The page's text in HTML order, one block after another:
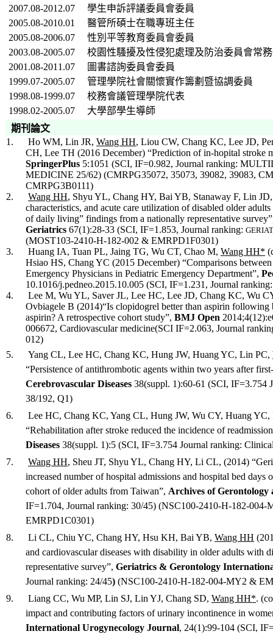
2007.08-2012.07 學生申訴評議委員會委員
2005.08-2010.01
醫管所碩士在職專班主任
2005.08-2006.07 性別平等教育委員會委員
2003.08-2005.07 校園性騷擾及性侵犯處理及防治委員會常
2001.08-2011.07
圖書諮詢委員會委員
1999.07-2005.07 管理學院社會關懷實作籌劃暨協調委員
1998.08-1999.07 校務會議管理學院代表
1998.02-2005.07 大學部學生導師
期刊論文
1. Ho WM, Lin JR, Wang HH, Liou CW, Chang KC, Lee JD,
CH, Lee TH (2016 December) “Prediction of in-hopital stroke
SpringerPlus 5:1051 (SCI, IF=0.982, Journal ranking:
MEDICINE 25/62) (CMRPG35072, 35073, 39082, 39083,
CMRPG3B0111)
2. Wang HH, Shyu YL, Chang HY, Bai YB, Stanaway F, Lin
characteristics, and acute care utilization of disabled older
of daily living” findings from a nationally representative
Geriatrics 67(1):28-33 (SCI, IF=1.853, Journal ranking:
(MOST103-2410-H-182-002 & EMRPD1F0301)
3. Huang IA, Tuan PL, Jaing TG, Wu CT, Chao M, Wang HH*
Hsiao HS, Chang YC (2015 December) “Comparisons
Emergency Physicians in Pediatric Emergency Department”,
10.1016/j.pedneo.2015.10.005 (SCI, IF=1.231, Journal
4. Lee M, Wu YL, Saver JL, Lee HC, Lee JD, Chang KC, Wu
Ovbiagele B (2014)“Is clopidogrel better than aspirin following
aspirin? A retrospective cohort study”, BMJ Open
006672, Cardiovascular medicine(SCI IF=2.063, Journal
012)
5. Yang CL, Lee HC, Chang KC, Hung JW, Huang YC, Lin PC,
“Persistence of antithrombotic agents within two years after
Cerebrovascular Diseases 38(suppl. 1):60-61 (SCI, IF=3.754
38/192, Q1)
6. Lee HC, Chang KC, Yang CL, Hung JW, Wu CY, Huang
“Rehabilitation after stroke reduced the incidence of
Diseases 38(suppl. 1):5 (SCI, IF=3.754 Journal ranking:
7. Wang HH, Sheu JT, Shyu YL, Chang HY, Li CL, (2014)
increased number of hospital admissions and hospital bed
cohort of older adults from Taiwan”, Archives of Gerontology
IF=1.704, Journal ranking: 30/45) (NSC100-2410-H-182-
EMRPD1C0301)
8. Li CL, Chiu YC, Chang HY, Hsu KH, Bai YB, Wang HH
and cardiovascular diseases with disability in older adults with
representative survey”, Geriatrics & Gerontology
Journal ranking: 24/45) (NSC100-2410-H-182-004-MY2 &
9. Liang CC, Wu MP, Lin SJ, Lin YJ, Chang SD, Wang HH*.
impact and contributing factors of urinary incontinence in
International Urogynecology Journal, 24(1):99-104 (SCI,